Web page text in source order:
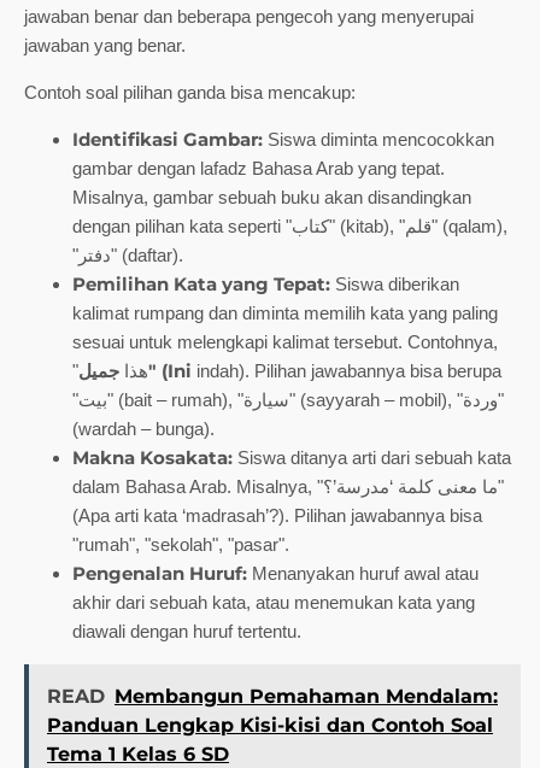
jawaban benar dan beberapa pengecoh yang menyerupai
jawaban yang benar.
Contoh soal pilihan ganda bisa mencakup:
Identifikasi Gambar: Siswa diminta mencocokkan
gambar dengan lafadz Bahasa Arab yang tepat.
Misalnya, gambar sebuah buku akan disandingkan
dengan pilihan kata seperti "كتاب" (kitab), "قلم" (qalam),
"دفتر" (daftar).
Pemilihan Kata yang Tepat: Siswa diberikan
kalimat rumpang dan diminta memilih kata yang paling
sesuai untuk melengkapi kalimat tersebut. Contohnya,
"هذاجميل" (Ini indah). Pilihan jawabannya bisa berupa
"بيت" (bait – rumah), "سيارة" (sayyarah – mobil), "وردة"
(wardah – bunga).
Makna Kosakata: Siswa ditanya arti dari sebuah kata
dalam Bahasa Arab. Misalnya, "ما معنى كلمة ‘مدرسة’؟"
(Apa arti kata ‘madrasah’?). Pilihan jawabannya bisa
"rumah", "sekolah", "pasar".
Pengenalan Huruf: Menanyakan huruf awal atau
akhir dari sebuah kata, atau menemukan kata yang
diawali dengan huruf tertentu.
READ Membangun Pemahaman Mendalam:
Panduan Lengkap Kisi-kisi dan Contoh Soal
Tema 1 Kelas 6 SD